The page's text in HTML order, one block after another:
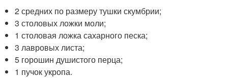
2 средних по размеру тушки скумбрии;
3 столовых ложки моли;
1 столовая ложка сахарного песка;
3 лавровых листа;
5 горошин душистого перца;
1 пучок укропа.